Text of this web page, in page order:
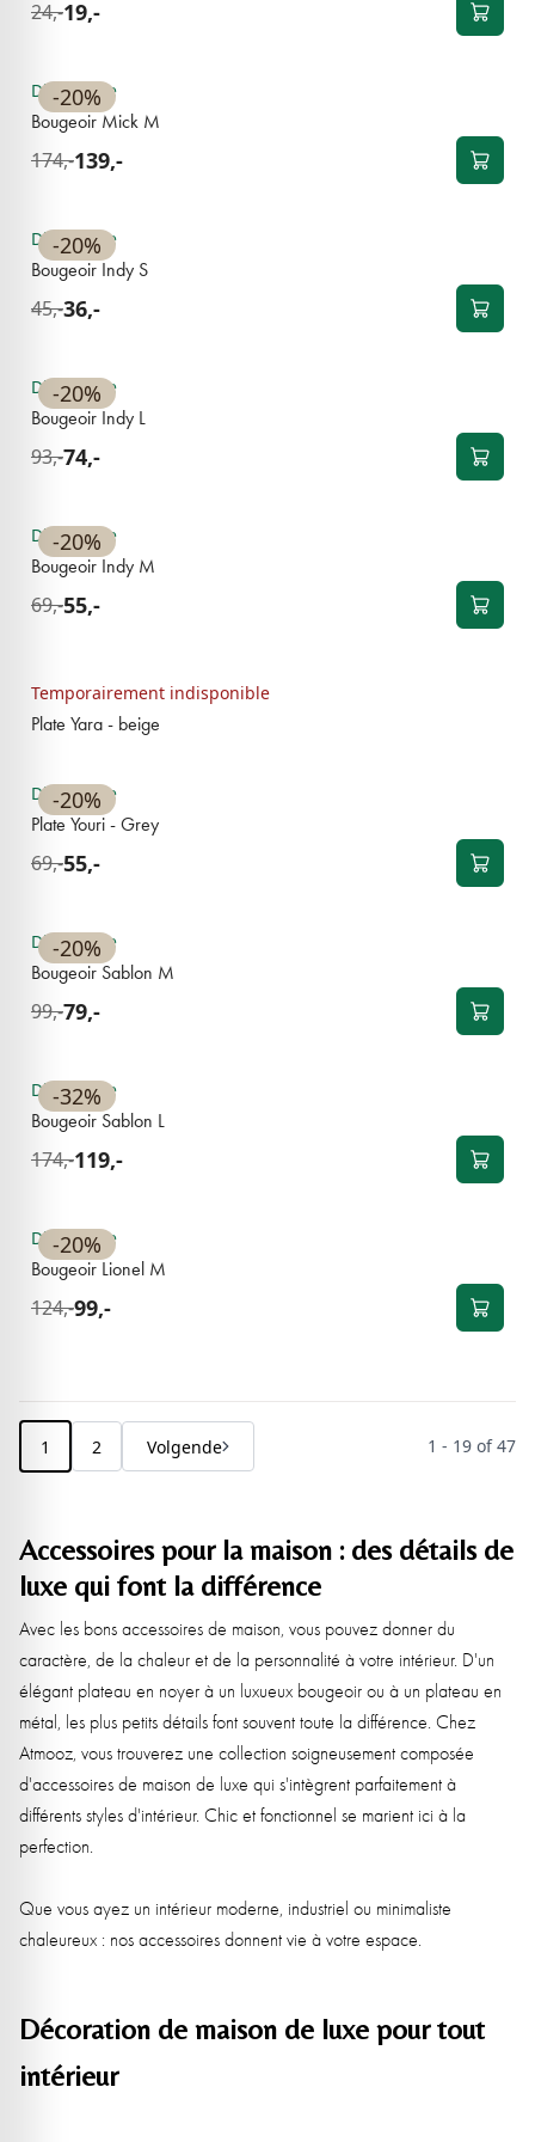
24,-19,-
-20%
Disponible
Bougeoir Mick M
174,-139,-
-20%
Disponible
Bougeoir Indy S
45,-36,-
-20%
Disponible
Bougeoir Indy L
93,-74,-
-20%
Disponible
Bougeoir Indy M
69,-55,-
Temporairement indisponible
Plate Yara - beige
NOUVEAU
-20%
Disponible
Plate Youri - Grey
69,-55,-
-20%
Disponible
Bougeoir Sablon M
99,-79,-
-32%
Disponible
Bougeoir Sablon L
174,-119,-
-20%
Disponible
Bougeoir Lionel M
124,-99,-
1 2 Volgende 1 - 19 of 47
Accessoires pour la maison : des détails de
luxe qui font la différence
Avec les bons accessoires de maison, vous pouvez donner du
caractère, de la chaleur et de la personnalité à votre intérieur. D'un
élégant plateau en noyer à un luxueux bougeoir ou à un plateau en
métal, les plus petits détails font souvent toute la différence. Chez
Atmooz, vous trouverez une collection soigneusement composée
d'accessoires de maison de luxe qui s'intègrent parfaitement à
différents styles d'intérieur. Chic et fonctionnel se marient ici à la
perfection.
Que vous ayez un intérieur moderne, industriel ou minimaliste
chaleureux : nos accessoires donnent vie à votre espace.
Décoration de maison de luxe pour tout
intérieur